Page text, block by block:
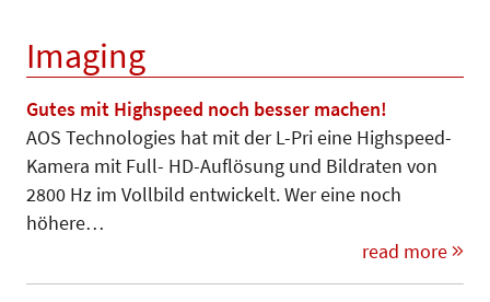
Imaging
Gutes mit Highspeed noch besser machen!
AOS Technologies hat mit der L-Pri eine Highspeed-
Kamera mit Full- HD-Auflösung und Bildraten von
2800 Hz im Vollbild entwickelt. Wer eine noch
höhere…
read more